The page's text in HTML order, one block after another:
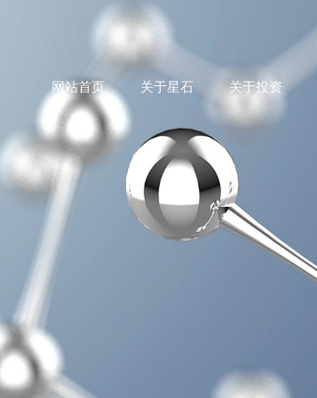
网站首页 关于星石 关于投资